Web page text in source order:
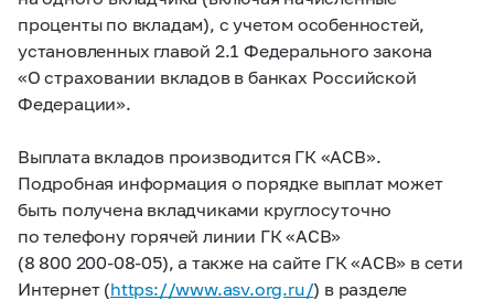
проценты по вкладам), с учетом особенностей,
установленных главой 2.1 Федерального закона
«О страховании вкладов в банках Российской
Федерации».
Выплата вкладов производится ГК «АСВ».
Подробная информация о порядке выплат может
быть получена вкладчиками круглосуточно
по телефону горячей линии ГК «АСВ»
(8 800 200-08-05), а также на сайте ГК «АСВ» в сети
Интернет (https://www.asv.org.ru/) в разделе